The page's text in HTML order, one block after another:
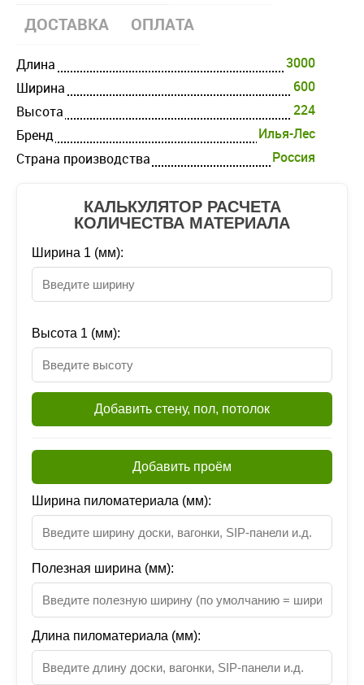
ДОСТАВКА
ОПЛАТА
Длина
3000
Ширина
600
Высота
224
Бренд
Илья-Лес
Страна производства
Россия
КАЛЬКУЛЯТОР РАСЧЕТА
КОЛИЧЕСТВА МАТЕРИАЛА
Ширина 1 (мм):
Высота 1 (мм):
Добавить стену, пол, потолок
Добавить проём
Ширина пиломатериала (мм):
Полезная ширина (мм):
Длина пиломатериала (мм):